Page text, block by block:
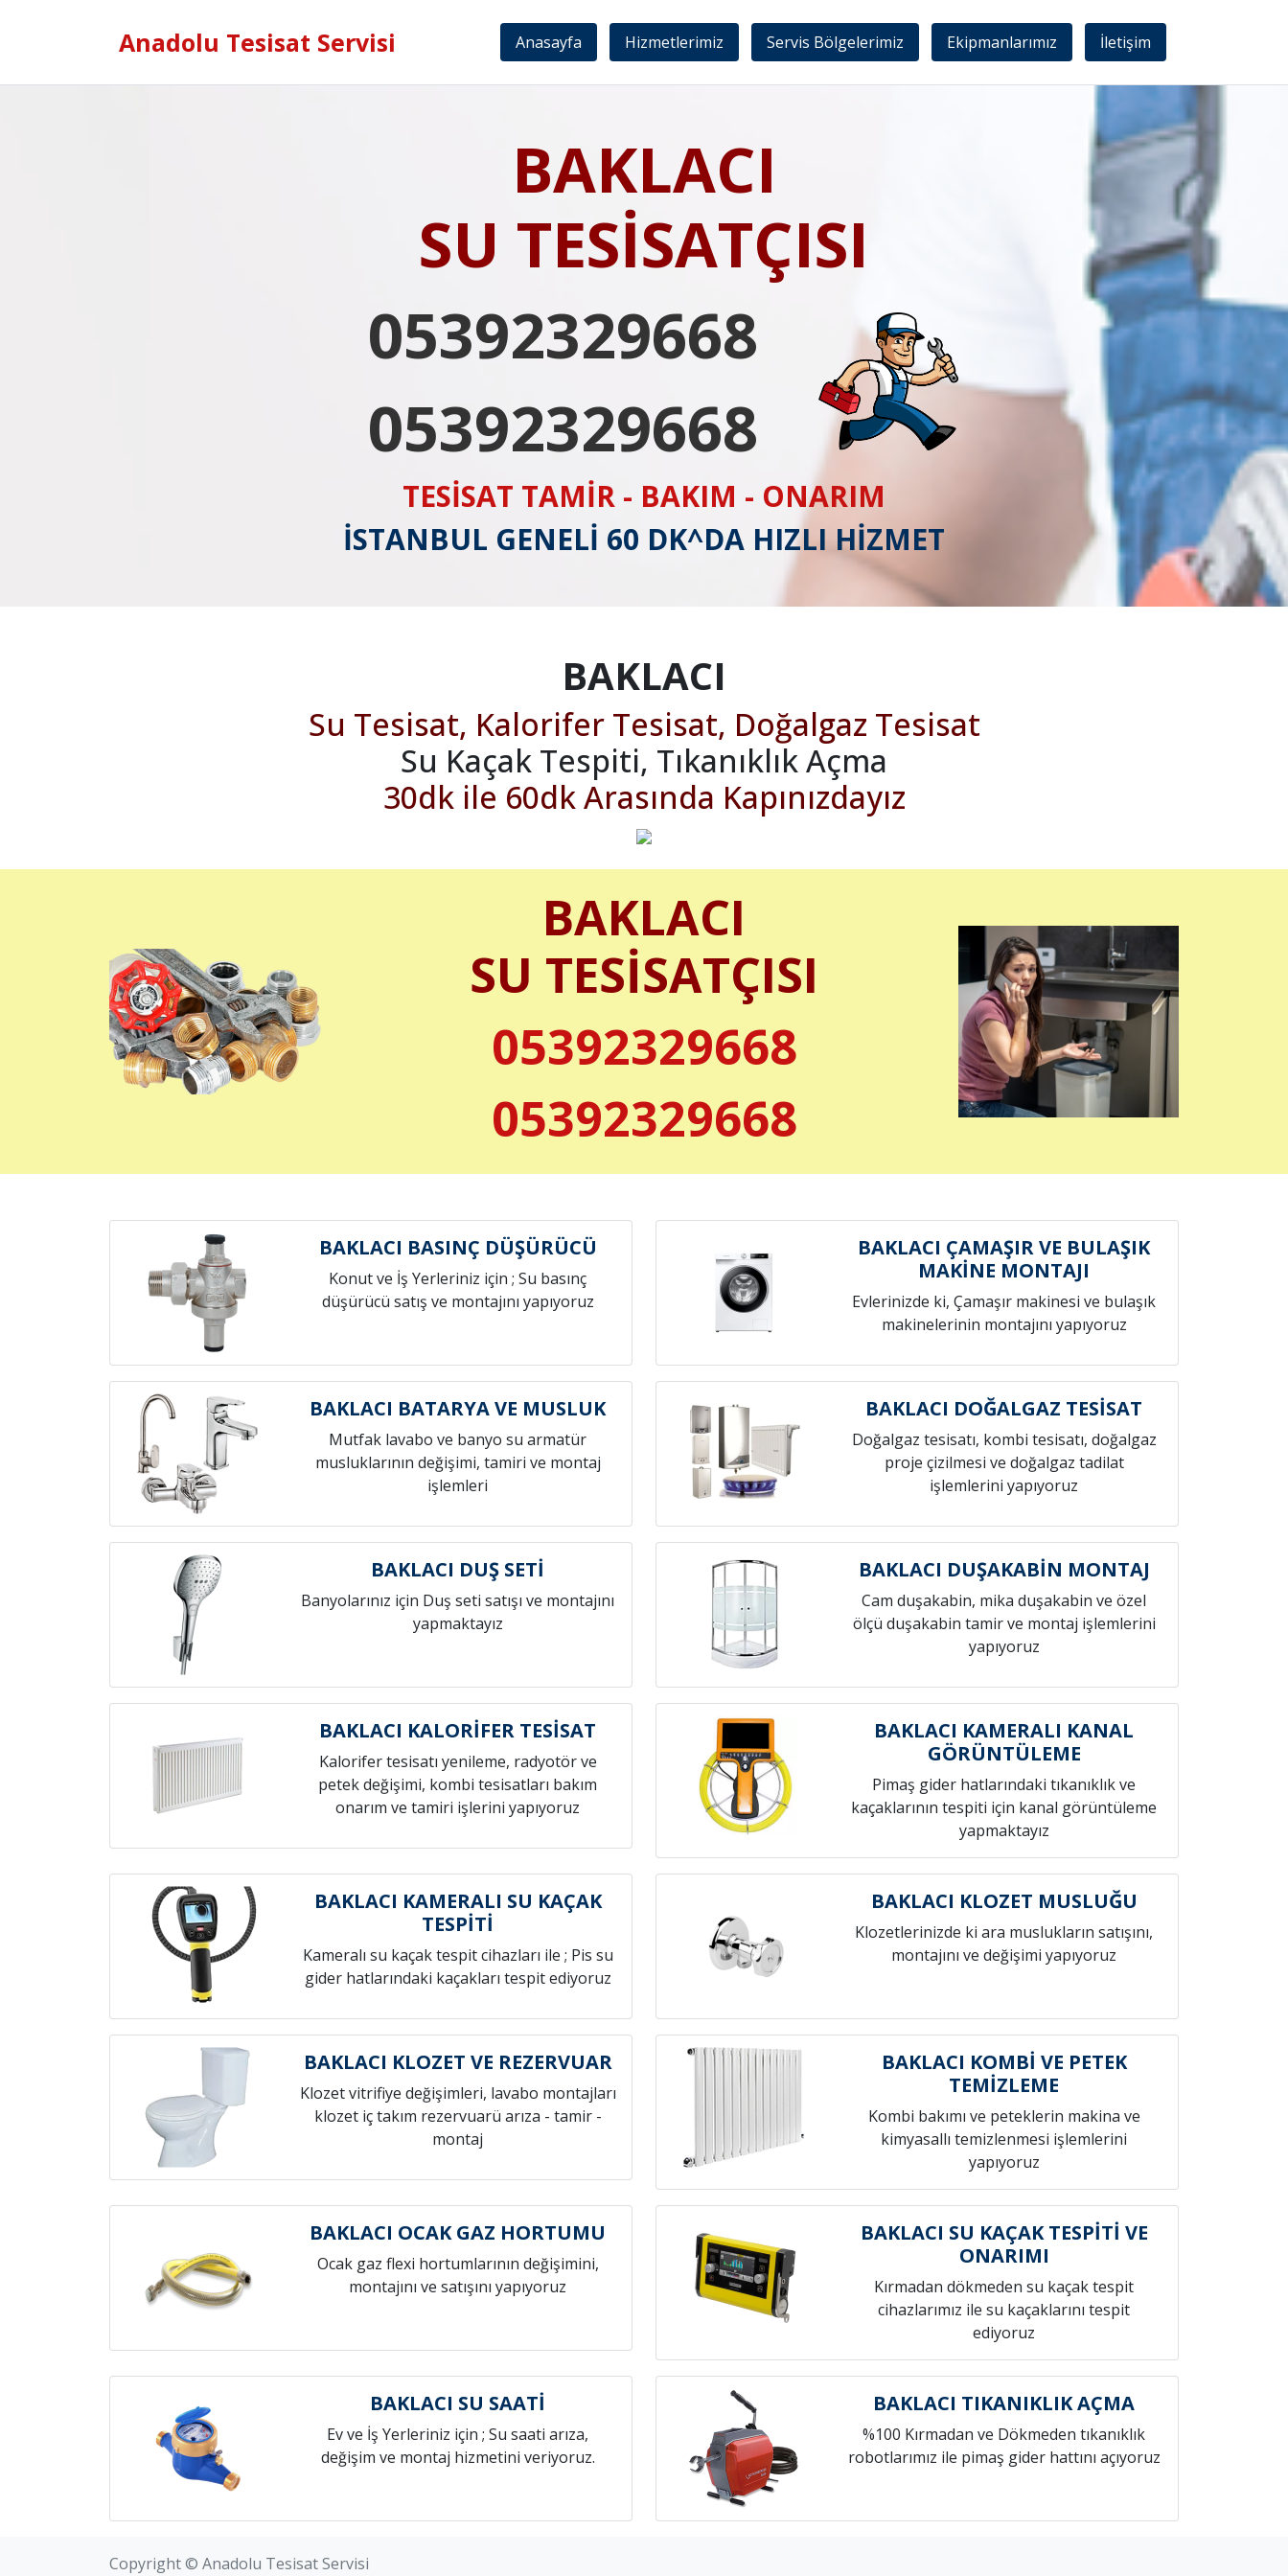
Anadolu Tesisat Servisi Anasayfa Hizmetlerimiz Servis Bölgelerimiz Ekipmanlarımız İletişim
BAKLACI
SU TESİSATÇISI
05392329668
05392329668
TESİSAT TAMİR - BAKIM - ONARIM
İSTANBUL GENELİ 60 DK^DA HIZLI HİZMET
BAKLACI
Su Tesisat, Kalorifer Tesisat, Doğalgaz Tesisat
Su Kaçak Tespiti, Tıkanıklık Açma
30dk ile 60dk Arasında Kapınızdayız
BAKLACI
SU TESİSATÇISI
05392329668
05392329668
BAKLACI BASINÇ DÜŞÜRÜCÜ
Konut ve İş Yerleriniz için ; Su basınç
düşürücü satış ve montajını yapıyoruz
BAKLACI ÇAMAŞIR VE BULAŞIK
MAKİNE MONTAJI
Evlerinizde ki, Çamaşır makinesi ve bulaşık
makinelerinin montajını yapıyoruz
BAKLACI BATARYA VE MUSLUK
Mutfak lavabo ve banyo su armatür
musluklarının değişimi, tamiri ve montaj
işlemleri
BAKLACI DOĞALGAZ TESİSAT
Doğalgaz tesisatı, kombi tesisatı, doğalgaz
proje çizilmesi ve doğalgaz tadilat
işlemlerini yapıyoruz
BAKLACI DUŞ SETİ
Banyolarınız için Duş seti satışı ve montajını
yapmaktayız
BAKLACI DUŞAKABİN MONTAJ
Cam duşakabin, mika duşakabin ve özel
ölçü duşakabin tamir ve montaj işlemlerini
yapıyoruz
BAKLACI KALORİFER TESİSAT
Kalorifer tesisatı yenileme, radyotör ve
petek değişimi, kombi tesisatları bakım
onarım ve tamiri işlerini yapıyoruz
BAKLACI KAMERALI KANAL
GÖRÜNTÜLEME
Pimaş gider hatlarındaki tıkanıklık ve
kaçaklarının tespiti için kanal görüntüleme
yapmaktayız
BAKLACI KAMERALI SU KAÇAK
TESPİTİ
Kameralı su kaçak tespit cihazları ile ; Pis su
gider hatlarındaki kaçakları tespit ediyoruz
BAKLACI KLOZET MUSLUĞU
Klozetlerinizde ki ara muslukların satışını,
montajını ve değişimi yapıyoruz
BAKLACI KLOZET VE REZERVUAR
Klozet vitrifiye değişimleri, lavabo montajları
klozet iç takım rezervuarü arıza - tamir -
montaj
BAKLACI KOMBİ VE PETEK
TEMİZLEME
Kombi bakımı ve peteklerin makina ve
kimyasallı temizlenmesi işlemlerini
yapıyoruz
BAKLACI OCAK GAZ HORTUMU
Ocak gaz flexi hortumlarının değişimini,
montajını ve satışını yapıyoruz
BAKLACI SU KAÇAK TESPİTİ VE
ONARIMI
Kırmadan dökmeden su kaçak tespit
cihazlarımız ile su kaçaklarını tespit
ediyoruz
BAKLACI SU SAATİ
Ev ve İş Yerleriniz için ; Su saati arıza,
değişim ve montaj hizmetini veriyoruz.
BAKLACI TIKANIKLIK AÇMA
%100 Kırmadan ve Dökmeden tıkanıklık
robotlarımız ile pimaş gider hattını açıyoruz
Copyright © Anadolu Tesisat Servisi